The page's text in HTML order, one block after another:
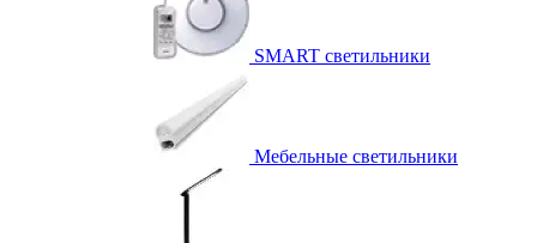
SMART светильники
Мебельные светильники